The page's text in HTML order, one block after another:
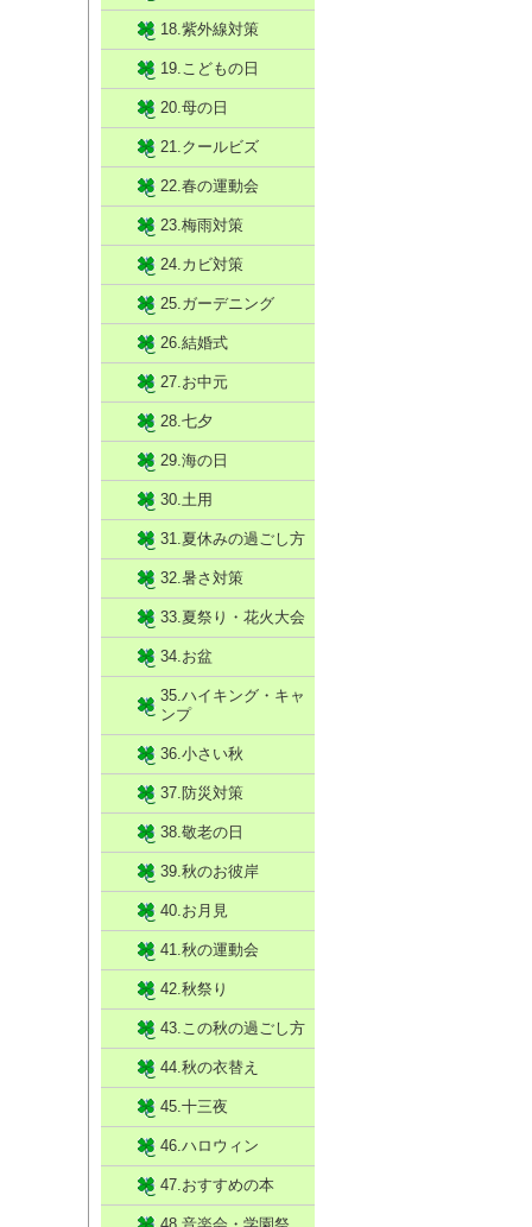
18.紫外線対策
19.こどもの日
20.母の日
21.クールビズ
22.春の運動会
23.梅雨対策
24.カビ対策
25.ガーデニング
26.結婚式
27.お中元
28.七夕
29.海の日
30.土用
31.夏休みの過ごし方
32.暑さ対策
33.夏祭り・花火大会
34.お盆
35.ハイキング・キャ
ンプ
36.小さい秋
37.防災対策
38.敬老の日
39.秋のお彼岸
40.お月見
41.秋の運動会
42.秋祭り
43.この秋の過ごし方
44.秋の衣替え
45.十三夜
46.ハロウィン
47.おすすめの本
48.音楽会・学園祭